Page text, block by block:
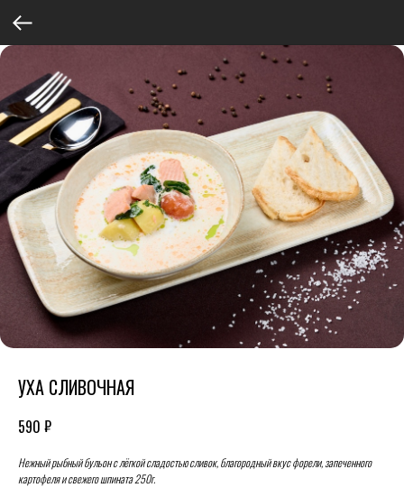
УХА СЛИВОЧНАЯ
590 ₽
Нежный рыбный бульон с лёгкой сладостью сливок, благородный вкус форели, запеченного
картофеля и свежего шпината 250г.